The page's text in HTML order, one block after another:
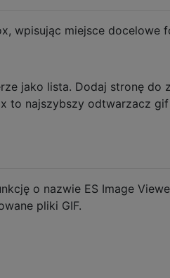
wpisując miejsce docelowe
jako lista. Dodaj stronę do
to najszybszy odtwarzacz
o nazwie ES Image
pliki GIF.